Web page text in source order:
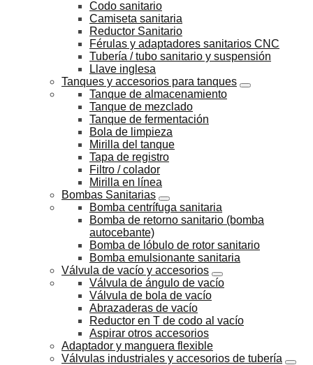
Codo sanitario
Camiseta sanitaria
Reductor Sanitario
Férulas y adaptadores sanitarios CNC
Tubería / tubo sanitario y suspensión
Llave inglesa
Tanques y accesorios para tanques
Tanque de almacenamiento
Tanque de mezclado
Tanque de fermentación
Bola de limpieza
Mirilla del tanque
Tapa de registro
Filtro / colador
Mirilla en línea
Bombas Sanitarias
Bomba centrífuga sanitaria
Bomba de retorno sanitario (bomba
autocebante)
Bomba de lóbulo de rotor sanitario
Bomba emulsionante sanitaria
Válvula de vacío y accesorios
Válvula de ángulo de vacío
Válvula de bola de vacío
Abrazaderas de vacío
Reductor en T de codo al vacío
Aspirar otros accesorios
Adaptador y manguera flexible
Válvulas industriales y accesorios de tubería